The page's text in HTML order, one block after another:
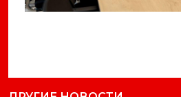
Previous